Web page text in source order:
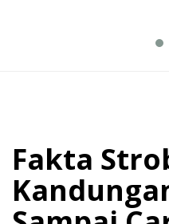
Fakta